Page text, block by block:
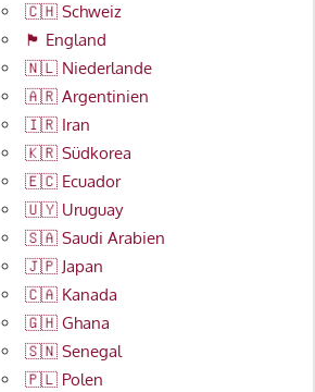
🇨🇭 Schweiz
🏴󠁧󠁢󠁥󠁮󠁧󠁿 England
🇳🇱 Niederlande
🇦🇷 Argentinien
🇮🇷 Iran
🇰🇷 Südkorea
🇪🇨 Ecuador
🇺🇾 Uruguay
🇸🇦 Saudi Arabien
🇯🇵 Japan
🇨🇦 Kanada
🇬🇭 Ghana
🇸🇳 Senegal
🇵🇱 Polen